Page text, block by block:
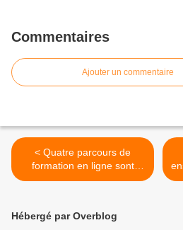
Commentaires
Ajouter un commentaire
< Quatre parcours de
formation en ligne sont
proposés du 15 septembre
aborder la rentrée
Hébergé par Overblog